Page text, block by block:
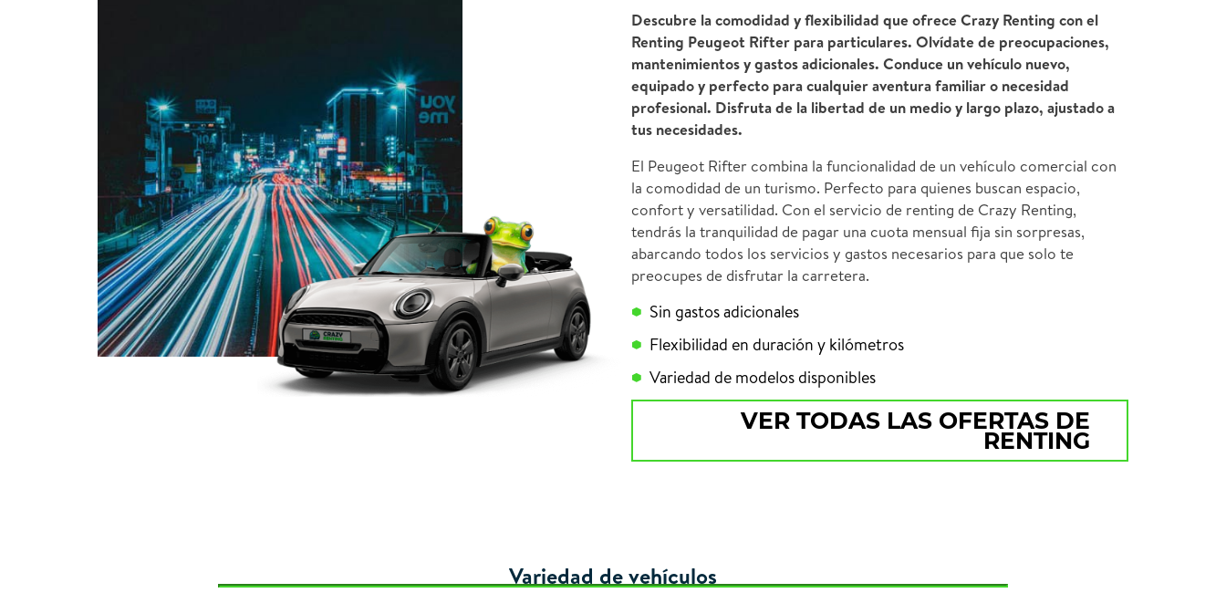
Descubre la comodidad y flexibilidad que ofrece Crazy Renting con el
Renting Peugeot Rifter para particulares. Olvídate de preocupaciones,
mantenimientos y gastos adicionales. Conduce un vehículo nuevo,
equipado y perfecto para cualquier aventura familiar o necesidad
profesional. Disfruta de la libertad de un medio y largo plazo, ajustado a
tus necesidades.
El Peugeot Rifter combina la funcionalidad de un vehículo comercial con
la comodidad de un turismo. Perfecto para quienes buscan espacio,
confort y versatilidad. Con el servicio de renting de Crazy Renting,
tendrás la tranquilidad de pagar una cuota mensual fija sin sorpresas,
abarcando todos los servicios y gastos necesarios para que solo te
preocupes de disfrutar la carretera.
Sin gastos adicionales
Flexibilidad en duración y kilómetros
Variedad de modelos disponibles
VER TODAS LAS OFERTAS DE
RENTING
Variedad de vehículos